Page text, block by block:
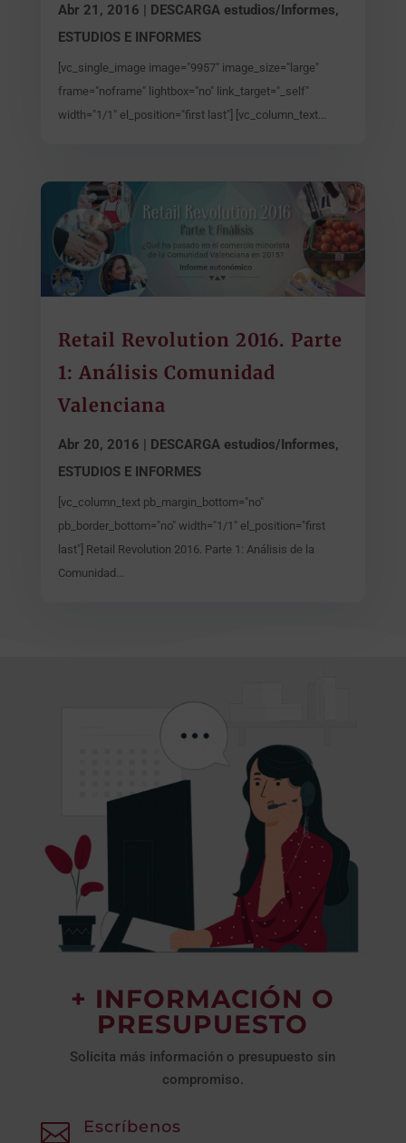
Abr 21, 2016 | DESCARGA estudios/Informes,
ESTUDIOS E INFORMES
[vc_single_image image="9957" image_size="large"
frame="noframe" lightbox="no" link_target="_self"
width="1/1" el_position="first last"] [vc_column_text...
Retail Revolution 2016. Parte
1: Análisis Comunidad
Valenciana
Abr 20, 2016 DESCARGA estudios/Informes,
ESTUDIOS E INFORMES
[vc_column_text pb_margin_bottom="no"
pb_border_bottom="no" width="1/1" el_position="first
last"] Retail Revolution 2016. Parte 1: Análisis de la
Comunidad...
+ INFORMACIÓN O
PRESUPUESTO
Solicita más información o presupuesto sin
compromiso.
 Escríbenos